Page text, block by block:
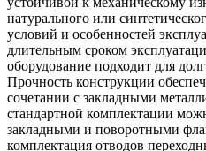
натурального или
условий и особенностей
длительным сроком
оборудование подходит для
Прочность конструкции
сочетании с закладными
стандартной комплектации
закладными и поворотными
комплектация отводов